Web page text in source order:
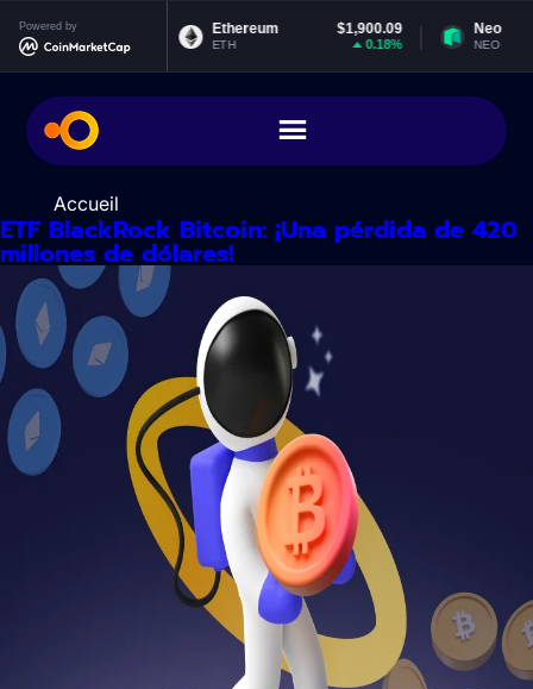
Powered by
$0.999040
0%
Ethereum $1,900.09
ETH
Neo
NEO
Accueil
ETF BlackRock Bitcoin: ¡Una pérdida de 420
millones de dólares!